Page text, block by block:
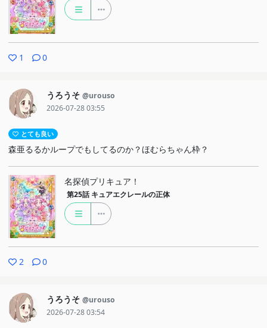
1 0
うろうそ @urouso
2026-07-28 03:55
とても良い
森亜るるかループでもしてるのか？ほむらちゃん枠？
名探偵プリキュア！
第25話 キュアエクレールの正体
2 0
うろうそ @urouso
2026-07-28 03:54